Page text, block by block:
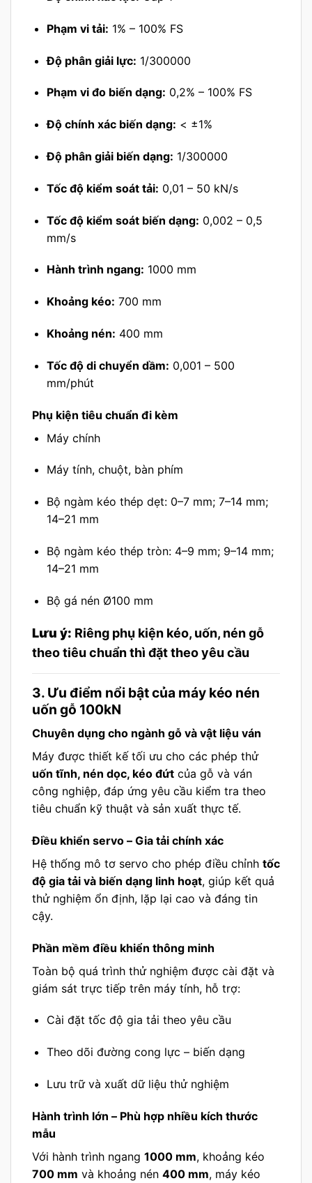
Phạm vi tải: 1% – 100% FS
Độ phân giải lực: 1/300000
Phạm vi đo biến dạng: 0,2% – 100% FS
Độ chính xác biến dạng: < ±1%
Độ phân giải biến dạng: 1/300000
Tốc độ kiểm soát tải: 0,01 – 50 kN/s
Tốc độ kiểm soát biến dạng: 0,002 – 0,5
mm/s
Hành trình ngang: 1000 mm
Khoảng kéo: 700 mm
Khoảng nén: 400 mm
Tốc độ di chuyển dầm: 0,001 – 500
mm/phút
Phụ kiện tiêu chuẩn đi kèm
Máy chính
Máy tính, chuột, bàn phím
Bộ ngàm kéo thép dẹt: 0–7 mm; 7–14 mm;
14–21 mm
Bộ ngàm kéo thép tròn: 4–9 mm; 9–14 mm;
14–21 mm
Bộ gá nén Ø100 mm
Lưu ý: Riêng phụ kiện kéo, uốn, nén gỗ
theo tiêu chuẩn thì đặt theo yêu cầu
3. Ưu điểm nổi bật của máy kéo nén
uốn gỗ 100kN
Chuyên dụng cho ngành gỗ và vật liệu ván
Máy được thiết kế tối ưu cho các phép thử
uốn tĩnh, nén dọc, kéo đứt của gỗ và ván
công nghiệp, đáp ứng yêu cầu kiểm tra theo
tiêu chuẩn kỹ thuật và sản xuất thực tế.
Điều khiển servo – Gia tải chính xác
Hệ thống mô tơ servo cho phép điều chỉnh tốc
độ gia tải và biến dạng linh hoạt, giúp kết quả
thử nghiệm ổn định, lặp lại cao và đáng tin
cậy.
Phần mềm điều khiển thông minh
Toàn bộ quá trình thử nghiệm được cài đặt và
giám sát trực tiếp trên máy tính, hỗ trợ:
Cài đặt tốc độ gia tải theo yêu cầu
Theo dõi đường cong lực – biến dạng
Lưu trữ và xuất dữ liệu thử nghiệm
Hành trình lớn – Phù hợp nhiều kích thước
mẫu
Với hành trình ngang 1000 mm, khoảng kéo
700 mm và khoảng nén 400 mm, máy kéo